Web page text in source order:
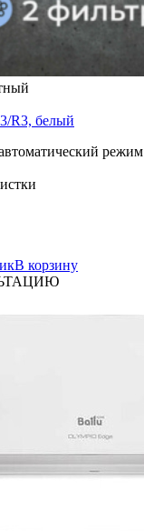
R3, белый
режим
В корзину